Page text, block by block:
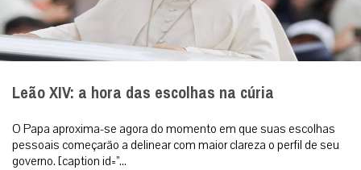
Leão XIV: a hora das escolhas na cúria
O Papa aproxima-se agora do momento em que suas escolhas
pessoais começarão a delinear com maior clareza o perfil de seu
governo. [caption id=”...